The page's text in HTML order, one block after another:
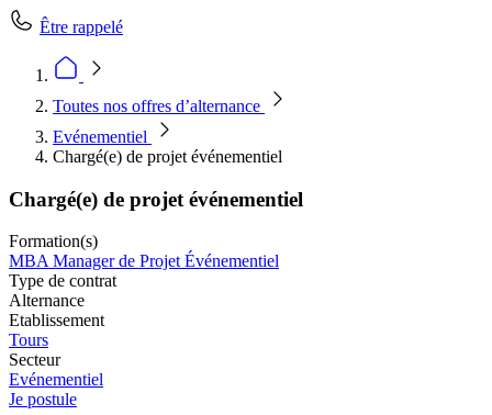
Être rappelé
Toutes nos offres d’alternance
Evénementiel
Chargé(e) de projet événementiel
Chargé(e) de projet événementiel
Formation(s)
MBA Manager de Projet Événementiel
Type de contrat
Alternance
Etablissement
Tours
Secteur
Evénementiel
Je postule